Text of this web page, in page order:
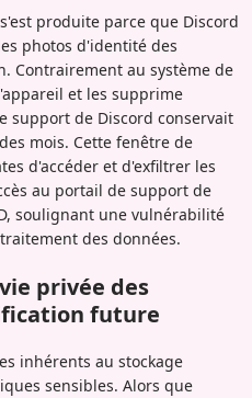
produite parce que Discord
photos d'identité des
Contrairement au système de
et les supprime
support de Discord conservait
mois. Cette fenêtre de
d'accéder et d'exfiltrer les
au portail de support de
soulignant une vulnérabilité
des données.
privée des
future
inhérents au stockage
sensibles. Alors que